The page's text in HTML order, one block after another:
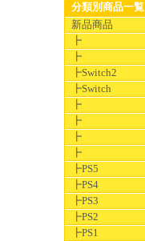
分類別商品一覧
新品商品
┣
┣
┣Switch2
┣Switch
┣
┣
┣
┣
┣PS5
┣PS4
┣PS3
┣PS2
┣PS1